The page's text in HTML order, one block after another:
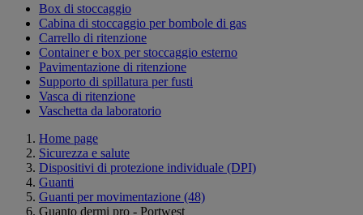
Box di stoccaggio
Cabina di stoccaggio per bombole di gas
Carrello di ritenzione
Container e box per stoccaggio esterno
Pavimentazione di ritenzione
Supporto di spillatura per fusti
Vasca di ritenzione
Vaschetta da laboratorio
Home page
Sicurezza e salute
Dispositivi di protezione individuale (DPI)
Guanti
Guanti per movimentazione (48)
Guanto dermi pro - Portwest